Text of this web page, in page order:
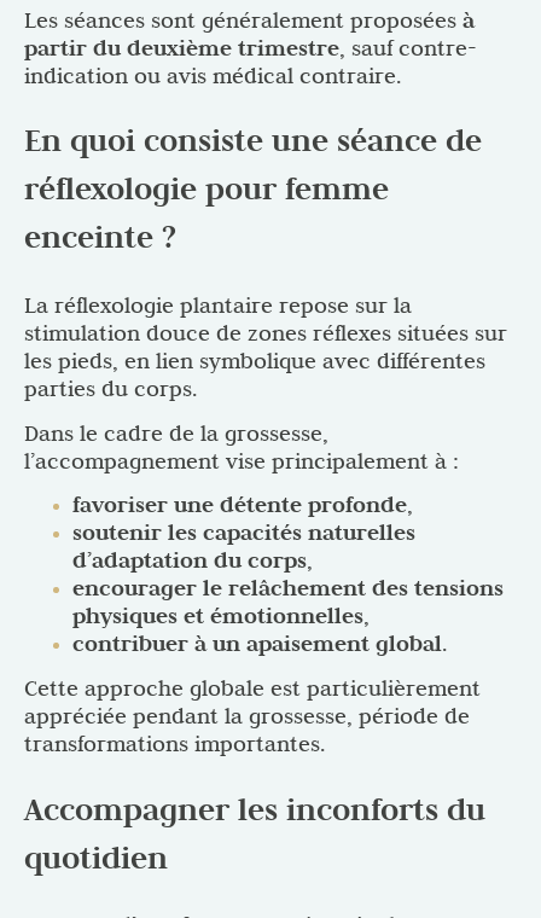
Les séances sont généralement proposées à
partir du deuxième trimestre, sauf contre-
indication ou avis médical contraire.
En quoi consiste une séance de
réflexologie pour femme
enceinte ?
La réflexologie plantaire repose sur la
stimulation douce de zones réflexes situées sur
les pieds, en lien symbolique avec différentes
parties du corps.
Dans le cadre de la grossesse,
l’accompagnement vise principalement à :
favoriser une détente profonde,
soutenir les capacités naturelles
d’adaptation du corps,
encourager le relâchement des tensions
physiques et émotionnelles,
contribuer à un apaisement global.
Cette approche globale est particulièrement
appréciée pendant la grossesse, période de
transformations importantes.
Accompagner les inconforts du
quotidien